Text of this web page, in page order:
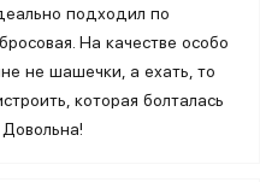
подходил по
На качестве особо
не шашечки, а ехать, то
которая болталась